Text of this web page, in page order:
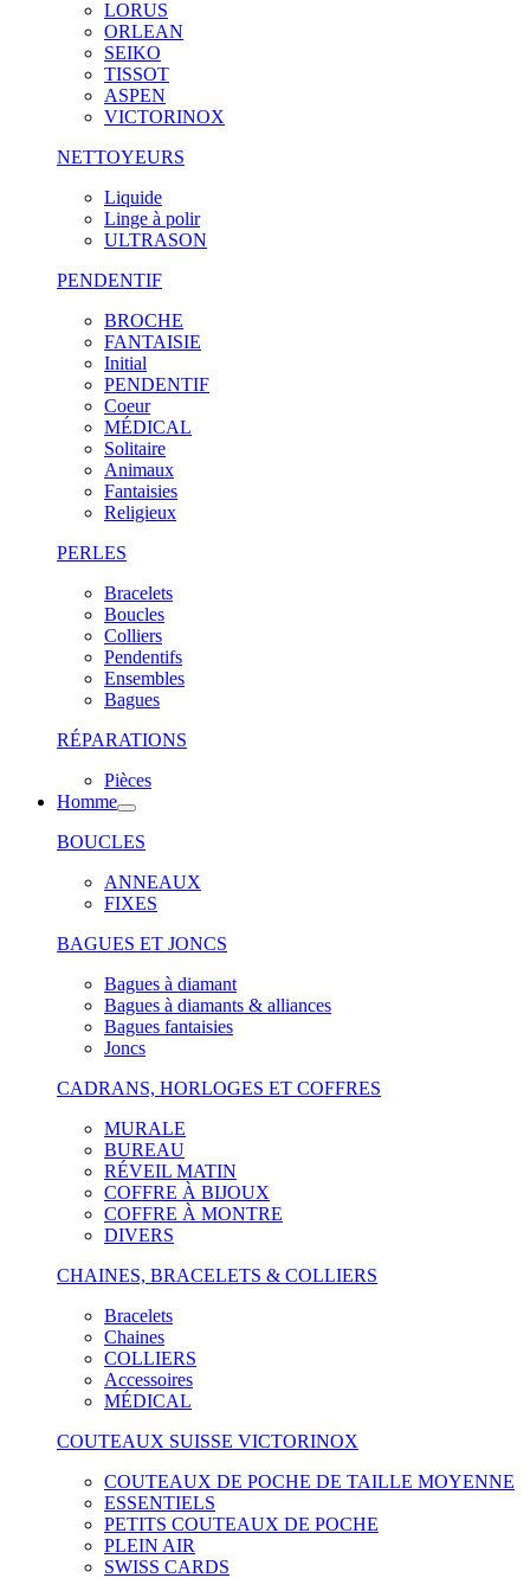
LORUS
ORLEAN
SEIKO
TISSOT
ASPEN
VICTORINOX
NETTOYEURS
Liquide
Linge à polir
ULTRASON
PENDENTIF
BROCHE
FANTAISIE
Initial
PENDENTIF
Coeur
MÉDICAL
Solitaire
Animaux
Fantaisies
Religieux
PERLES
Bracelets
Boucles
Colliers
Pendentifs
Ensembles
Bagues
RÉPARATIONS
Pièces
Homme
BOUCLES
ANNEAUX
FIXES
BAGUES ET JONCS
Bagues à diamant
Bagues à diamants & alliances
Bagues fantaisies
Joncs
CADRANS, HORLOGES ET COFFRES
MURALE
BUREAU
RÉVEIL MATIN
COFFRE À BIJOUX
COFFRE À MONTRE
DIVERS
CHAINES, BRACELETS & COLLIERS
Bracelets
Chaines
COLLIERS
Accessoires
MÉDICAL
COUTEAUX SUISSE VICTORINOX
COUTEAUX DE POCHE DE TAILLE MOYENNE
ESSENTIELS
PETITS COUTEAUX DE POCHE
PLEIN AIR
SWISS CARDS